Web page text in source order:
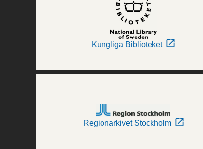
Kungliga Biblioteket
Regionarkivet Stockholm